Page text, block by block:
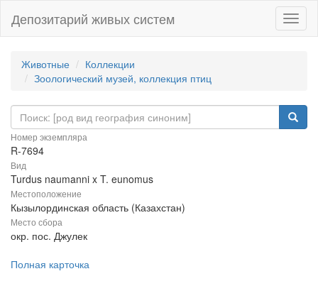
Депозитарий живых систем
Животные
Коллекции
Зоологический музей, коллекция птиц
Номер экземпляра
R-7694
Вид
Turdus naumanni x T. eunomus
Местоположение
Кызылординская область (Казахстан)
Место сбора
окр. пос. Джулек
Полная карточка